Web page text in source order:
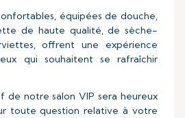
équipées de douche,
de haute qualité, de sèche-
offrent une expérience
qui souhaitent se rafraîchir
de notre salon VIP sera heureux
toute question relative à votre